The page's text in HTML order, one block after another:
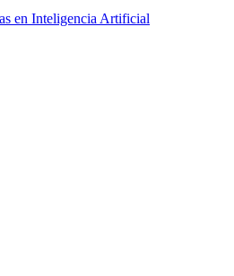
en Inteligencia Artificial